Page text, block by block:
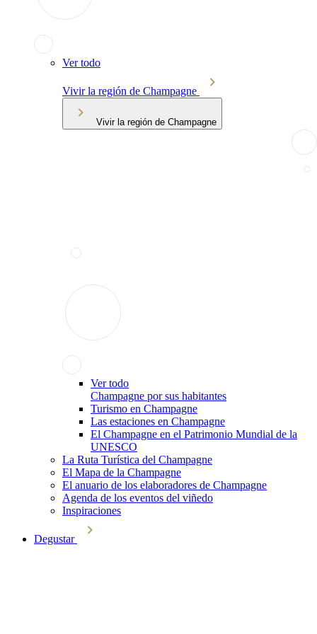
Ver todo
Vivir la región de Champagne
Vivir la región de Champagne
Ver todo
Champagne por sus habitantes
Turismo en Champagne
Las estaciones en Champagne
El Champagne en el Patrimonio Mundial de la
UNESCO
La Ruta Turística del Champagne
El Mapa de la Champagne
El anuario de los elaboradores de Champagne
Agenda de los eventos del viñedo
Inspiraciones
Degustar